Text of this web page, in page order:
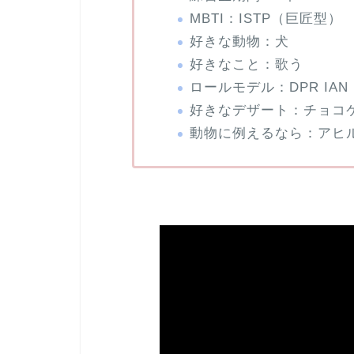
MBTI：ISTP（巨匠型）
好きな動物：犬
好きなこと：歌う
ロールモデル：DPR IAN
好きなデザート：チョコ
動物に例えるなら：アヒ